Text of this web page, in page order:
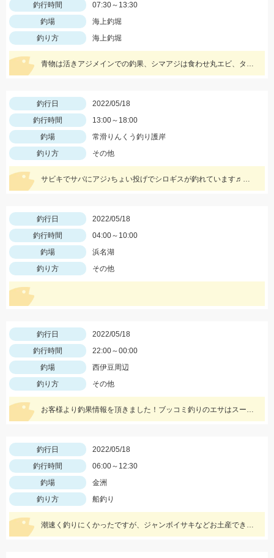
釣行時間
07:30～13:30
釣場
海上釣堀
釣り方
海上釣堀
青物は活きアジメインでの釣果、シマアジは食わせ丸エビ、タイはマダイイエローが効果的でした。
釣行日
2022/05/18
釣行時間
13:00～18:00
釣場
常滑りんくう釣り護岸
釣り方
その他
サビキでサバにアジ♪ちょい投げでシロギスが釣れています♬サビキは5号前後の針がオススメです☆
釣行日
2022/05/18
釣行時間
04:00～10:00
釣場
浜名湖
釣り方
その他
釣行日
2022/05/18
釣行時間
22:00～00:00
釣場
西伊豆周辺
釣り方
その他
お客様より釣果情報を頂きました！ブッコミ釣りのエサはスーパーで売っているムツッコ。短い釣行時間で時合を逃さずヒットさせました。
釣行日
2022/05/18
釣行時間
06:00～12:30
釣場
金洲
釣り方
船釣り
潮速く釣りにくかったですが、ジャンボイサキなどお土産できました。